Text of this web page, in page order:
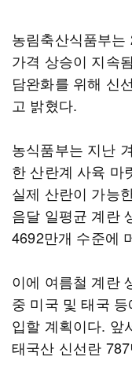
농림축산식품부는
가격 상승이 지속
담완화를 위해 신
고 밝혔다.
농식품부는 지난
한 산란계 사육 마
실제 산란이 가능
음달 일평균 계란
4692만개 수준에
이에 여름철 계란
중 미국 및 태국
입할 계획이다. 앞
태국산 신선란